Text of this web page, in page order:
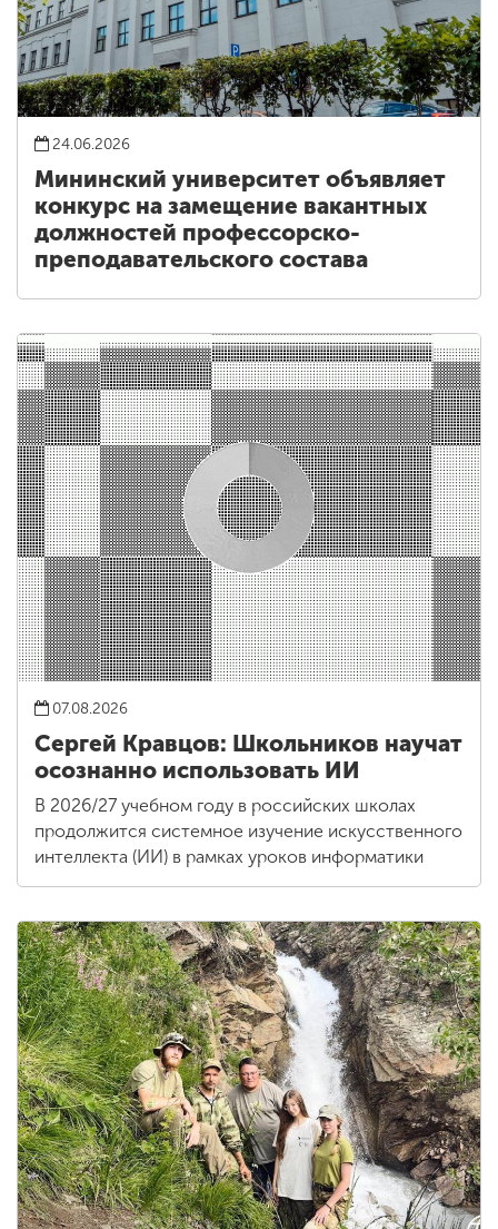
24.06.2026
Мининский университет объявляет
конкурс на замещение вакантных
должностей профессорско-
преподавательского состава
07.08.2026
Сергей Кравцов: Школьников научат
осознанно использовать ИИ
В 2026/27 учебном году в российских школах
продолжится системное изучение искусственного
интеллекта (ИИ) в рамках уроков информатики